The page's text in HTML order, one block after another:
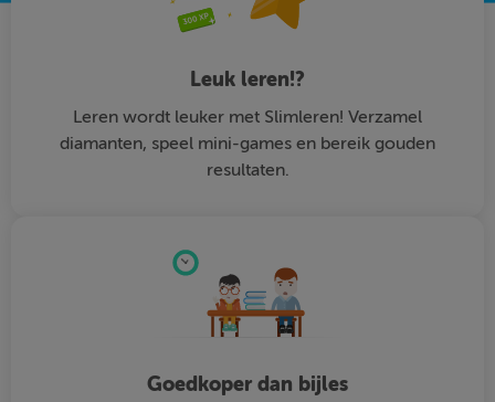
Leuk leren!?
Leren wordt leuker met Slimleren! Verzamel
diamanten, speel mini-games en bereik gouden
resultaten.
Goedkoper dan bijles